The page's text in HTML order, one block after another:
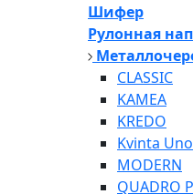
Шифер
Рулонная
CLASSIC
KAMEA
KREDO
Kvinta Uno
MODERN
QUADRO